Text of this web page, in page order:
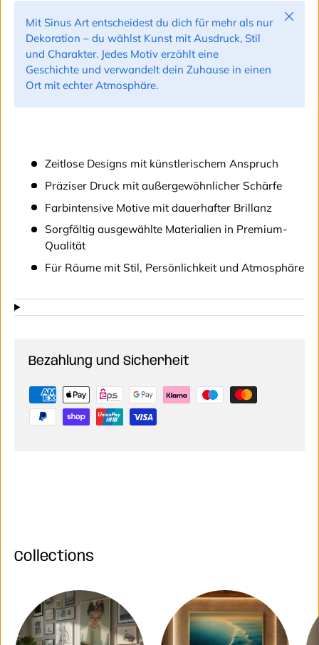
Mit Sinus Art entscheidest du dich für mehr als nur
Dekoration – du wählst Kunst mit Ausdruck, Stil
und Charakter. Jedes Motiv erzählt eine
Geschichte und verwandelt dein Zuhause in einen
Ort mit echter Atmosphäre.
Zeitlose Designs mit künstlerischem Anspruch
Präziser Druck mit außergewöhnlicher Schärfe
Farbintensive Motive mit dauerhafter Brillanz
Sorgfältig ausgewählte Materialien in Premium-
Qualität
Für Räume mit Stil, Persönlichkeit und Atmosphäre
Bezahlung und Sicherheit
Collections